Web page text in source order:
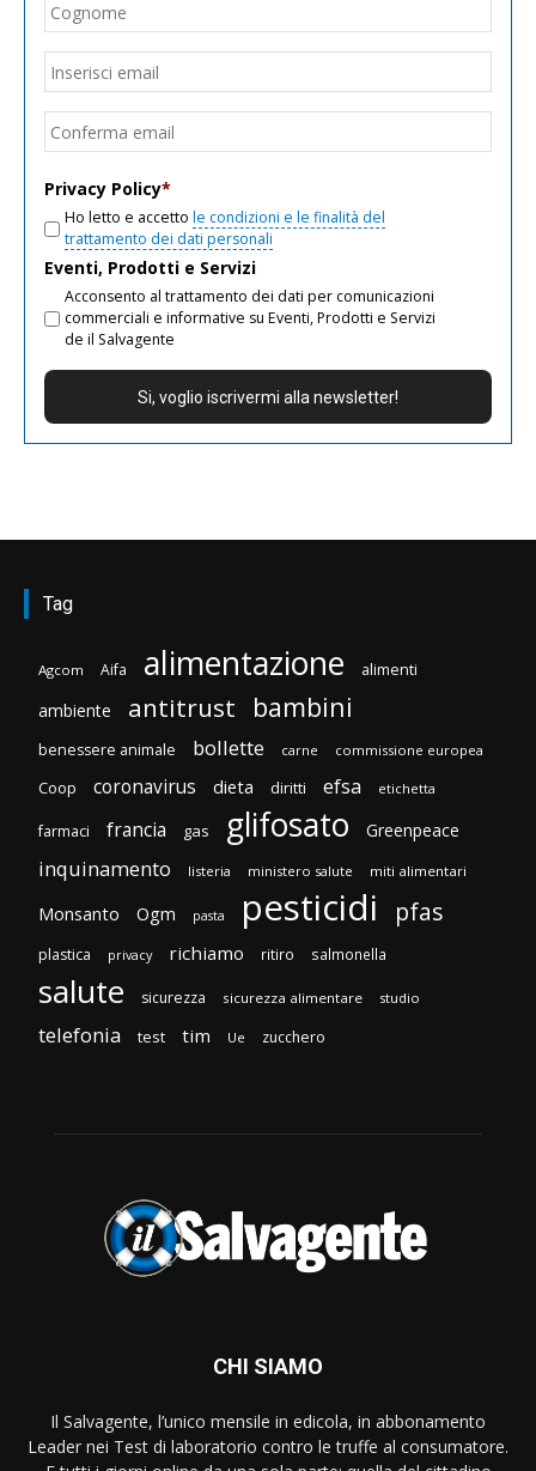
Email
Privacy Policy*
Ho letto e accetto le condizioni e le finalità del
trattamento dei dati personali
Eventi, Prodotti e Servizi
Acconsento al trattamento dei dati per comunicazioni
commerciali e informative su Eventi, Prodotti e Servizi
de il Salvagente
Tag
Agcom Aifa alimentazione alimenti
ambiente antitrust bambini
benessere animale bollette carne commissione europea
Coop coronavirus dieta diritti efsa etichetta
farmaci francia gas glifosato Greenpeace
inquinamento listeria ministero salute miti alimentari
Monsanto Ogm pasta pesticidi pfas
plastica privacy richiamo ritiro salmonella
salute sicurezza sicurezza alimentare studio
telefonia test tim Ue zucchero
CHI SIAMO
Il Salvagente, l’unico mensile in edicola, in abbonamento
Leader nei Test di laboratorio contro le truffe al consumatore.